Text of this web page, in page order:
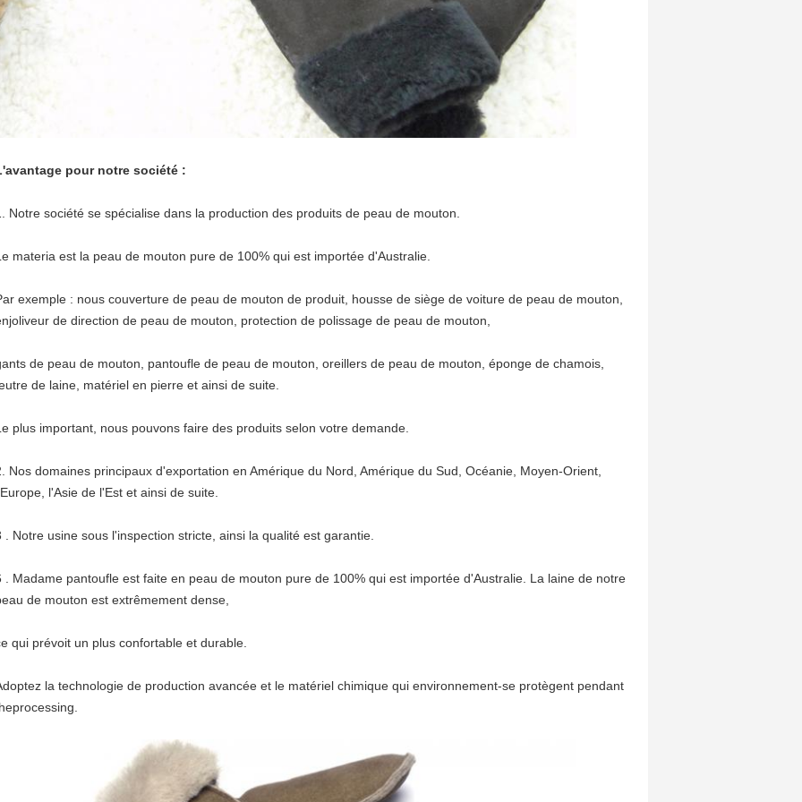
pour notre société :
Notre société se spécialise dans la production des produits de peau de mouton.
materia est la peau de mouton pure de 100% qui est importée d'Australie.
exemple : nous couverture de peau de mouton de produit, housse de siège de voiture de peau de mouton,
de direction de peau de mouton, protection de polissage de peau de mouton,
de peau de mouton, pantoufle de peau de mouton, oreillers de peau de mouton, éponge de chamois,
de laine, matériel en pierre et ainsi de suite.
plus important, nous pouvons faire des produits selon votre demande.
Nos domaines principaux d'exportation en Amérique du Nord, Amérique du Sud, Océanie, Moyen-Orient,
l'Asie de l'Est et ainsi de suite.
. Notre usine sous l'inspection stricte, ainsi la qualité est garantie.
. Madame pantoufle est faite en peau de mouton pure de 100% qui est importée d'Australie. La laine de notre
de mouton est extrêmement dense,
qui prévoit un plus confortable et durable.
la technologie de production avancée et le matériel chimique qui environnement-se protègent pendant